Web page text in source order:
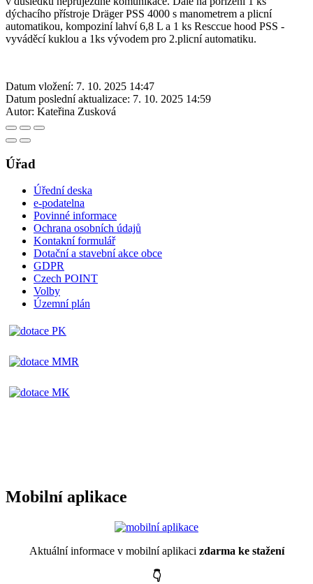
dýchacího přístroje Dräger PSS 4000 s manometrem a plicní
automatikou, kompoziní lahví 6,8 L a 1 ks Resccue hood PSS -
vyváděcí kuklou a 1ks vývodem pro 2.plicní automatiku.
Datum vložení: 7. 10. 2025 14:47
Datum poslední aktualizace: 7. 10. 2025 14:59
Autor: Kateřina Zusková
Úřad
Úřední deska
e-podatelna
Povinné informace
Ochrana osobních údajů
Kontakní formulář
Dotační a stavební akce obce
GDPR
Czech POINT
Volby
Územní plán
Mobilní aplikace
Aktuální informace v mobilní aplikaci zdarma ke stažení
👇